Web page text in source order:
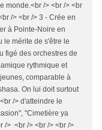
monde.<br /> <br /> <br
/> <br /> 3 - Crée en
à Pointe-Noire en
le mérite de s'être le
figé des orchestres de
rythmique et
comparable à
On lui doit surtout
/> d'atteindre le
"Cimetière ya
/> <br /> <br /> <br />